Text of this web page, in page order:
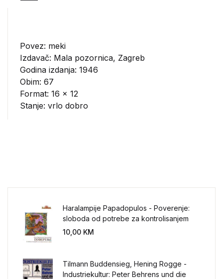
Povez: meki
Izdavač: Mala pozornica, Zagreb
Godina izdanja: 1946
Obim: 67
Format: 16 x 12
Stanje: vrlo dobro
Haralampije Papadopulos - Poverenje:
sloboda od potrebe za kontrolisanjem
sveta
10,00 KM
Tilmann Buddensieg, Hening Rogge -
Industriekultur: Peter Behrens und die